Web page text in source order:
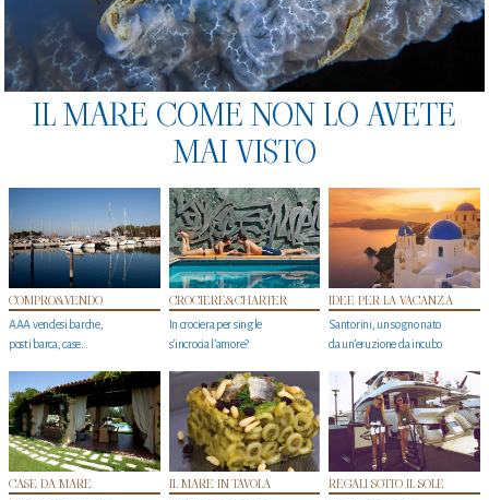
IL MARE COME NON LO AVETE
MAI VISTO
COMPRO&VENDO
AAA vendesi barche,
posti barca, case…
CROCIERE&CHARTER
In crociera per single
s'incrocia l’amore?
IDEE PER LA VACANZA
Santorini, un sogno nato
da un’eruzione da incubo
CASE DA MARE IL MARE IN TAVOLA REGALI SOTTO IL SOLE